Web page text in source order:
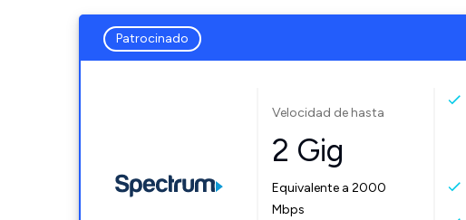
Patrocinado
Velocidad de hasta
2 Gig
Equivalente a 2000
Mbps